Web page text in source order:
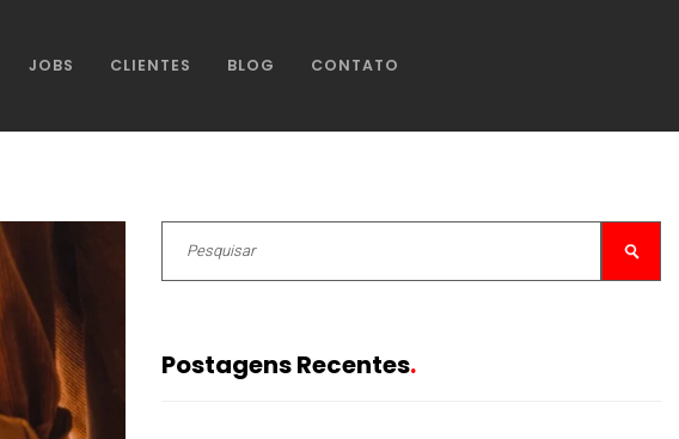
JOBS CLIENTES BLOG CONTATO
Postagens Recentes